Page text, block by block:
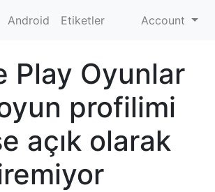
Android Etiketler Account
Play Oyunlar
profilimi
açık olarak